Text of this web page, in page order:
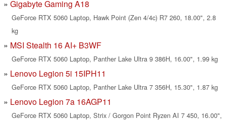
Gigabyte Gaming A18
GeForce RTX 5060 Laptop, Hawk Point (Zen 4/4c) R7 260, 18.00", 2.8
kg
MSI Stealth 16 AI+ B3WF
GeForce RTX 5060 Laptop, Panther Lake Ultra 9 386H, 16.00", 1.99 kg
Lenovo Legion 5i 15IPH11
GeForce RTX 5060 Laptop, Panther Lake Ultra 7 356H, 15.30", 1.87 kg
Lenovo Legion 7a 16AGP11
GeForce RTX 5060 Laptop, Strix / Gorgon Point Ryzen AI 7 450, 16.00",